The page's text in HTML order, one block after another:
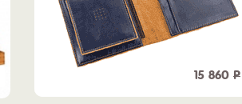
15 860 Р